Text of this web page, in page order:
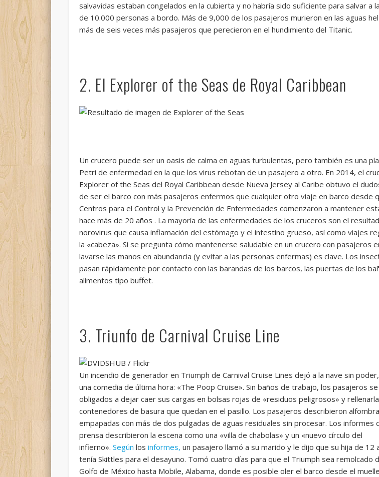
salvavidas estaban congelados en la cubierta y no habría sido suficiente para salvar a
de 10.000 personas a bordo. Más de 9,000 de los pasajeros murieron en las aguas
más de seis veces más pasajeros que perecieron en el hundimiento del Titanic.
2. El Explorer of the Seas de Royal Caribbean
Un crucero puede ser un oasis de calma en aguas turbulentas, pero también es una
Petri de enfermedad en la que los virus rebotan de un pasajero a otro. En 2014, el
Explorer of the Seas del Royal Caribbean desde Nueva Jersey al Caribe obtuvo el
de ser el barco con más pasajeros enfermos que cualquier otro viaje en barco desde
Centros para el Control y la Prevención de Enfermedades comenzaron a mantener
hace más de 20 años . La mayoría de las enfermedades de los cruceros son el
norovirus que causa inflamación del estómago y el intestino grueso, así como viajes
la «cabeza». Si se pregunta cómo mantenerse saludable en un crucero con pasajeros
lavarse las manos en abundancia (y evitar a las personas enfermas) es clave. Los
pasan rápidamente por contacto con las barandas de los barcos, las puertas de los
alimentos tipo buffet.
3. Triunfo de Carnival Cruise Line
Un incendio de generador en Triumph de Carnival Cruise Lines dejó a la nave sin
una comedia de última hora: «The Poop Cruise». Sin baños de trabajo, los pasajeros
obligados a dejar caer sus cargas en bolsas rojas de «residuos peligrosos» y
contenedores de basura que quedan en el pasillo. Los pasajeros describieron
empapadas con más de dos pulgadas de aguas residuales sin procesar. Los informes
prensa describieron la escena como una «villa de chabolas» y un «nuevo círculo del
infierno».Según losinformes, un pasajero llamó a su marido y le dijo que su hija de 12
tenía Skittles para el desayuno. Tomó cuatro días para que el Triumph sea remolcado
Golfo de México hasta Mobile, Alabama, donde es posible oler el barco desde el